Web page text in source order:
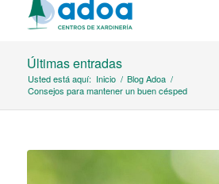
Últimas entradas
Usted está aquí: Inicio / Blog Adoa /
Consejos para mantener un buen césped